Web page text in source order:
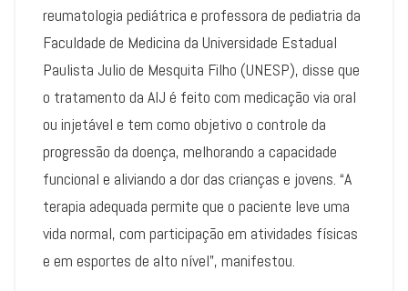
reumatologia pediátrica e professora de pediatria da
Faculdade de Medicina da Universidade Estadual
Paulista Julio de Mesquita Filho (UNESP), disse que
o tratamento da AIJ é feito com medicação via oral
ou injetável e tem como objetivo o controle da
progressão da doença, melhorando a capacidade
funcional e aliviando a dor das crianças e jovens. “A
terapia adequada permite que o paciente leve uma
vida normal, com participação em atividades físicas
e em esportes de alto nível”, manifestou.